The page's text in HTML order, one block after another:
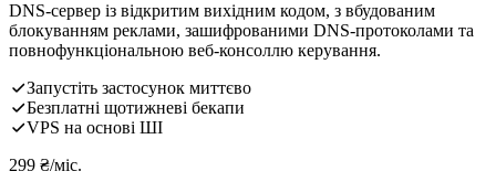
DNS-сервер із відкритим вихідним кодом, з вбудованим
блокуванням реклами, зашифрованими DNS-протоколами та
повнофункціональною веб-консоллю керування.
Запустіть застосунок миттєво
Безплатні щотижневі бекапи
VPS на основі ШІ
299 ₴/міс.